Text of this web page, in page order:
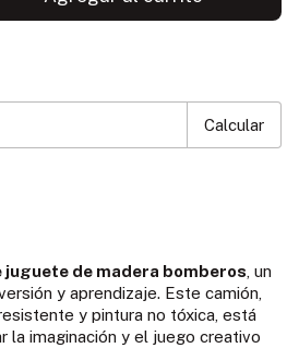
Calcular
juguete de madera bomberos , un
y aprendizaje. Este camión,
y pintura no tóxica, está
la imaginación y el juego creativo